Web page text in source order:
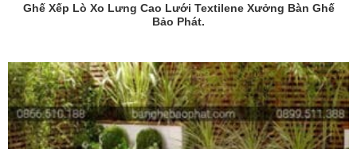
Ghế Xếp Lò Xo Lưng Cao Lưới Textilene Xưởng Bàn Ghế
Bảo Phát.